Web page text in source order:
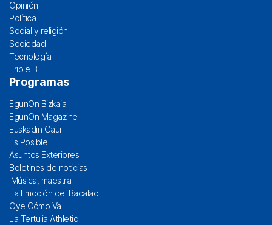
Opinión
Política
Social y religión
Sociedad
Tecnología
Triple B
Programas
EgunOn Bizkaia
EgunOn Magazine
Euskadin Gaur
Es Posible
Asuntos Exteriores
Boletines de noticias
¡Música, maestra!
La Emoción del Bacalao
Oye Cómo Va
La Tertulia Athletic